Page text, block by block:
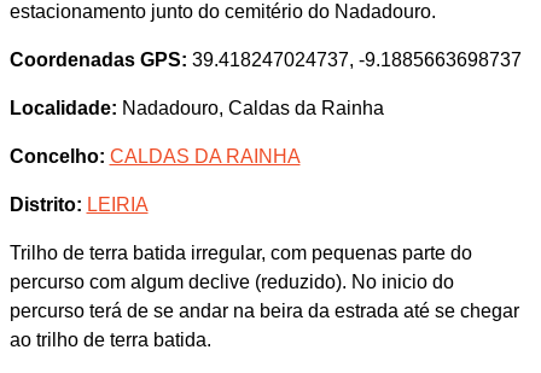
estacionamento junto do cemitério do Nadadouro.
Coordenadas GPS: 39.418247024737, -9.1885663698737
Localidade: Nadadouro, Caldas da Rainha
Concelho: CALDAS DA RAINHA
Distrito: LEIRIA
Trilho de terra batida irregular, com pequenas parte do
percurso com algum declive (reduzido). No inicio do
percurso terá de se andar na beira da estrada até se chegar
ao trilho de terra batida.